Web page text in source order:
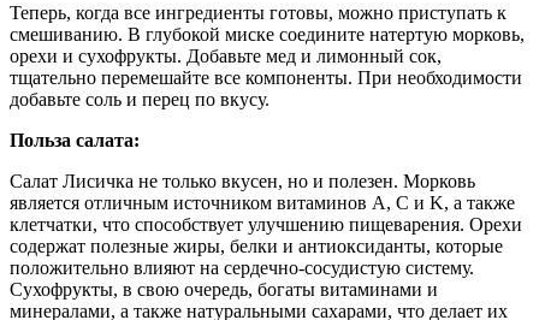
Теперь, когда все ингредиенты готовы, можно приступать к
смешиванию. В глубокой миске соедините натертую морковь,
орехи и сухофрукты. Добавьте мед и лимонный сок,
тщательно перемешайте все компоненты. При необходимости
добавьте соль и перец по вкусу.
Польза салата:
Салат Лисичка не только вкусен, но и полезен. Морковь
является отличным источником витаминов A, C и K, а также
клетчатки, что способствует улучшению пищеварения. Орехи
содержат полезные жиры, белки и антиоксиданты, которые
положительно влияют на сердечно-сосудистую систему.
Сухофрукты, в свою очередь, богаты витаминами и
минералами, а также натуральными сахарами, что делает их